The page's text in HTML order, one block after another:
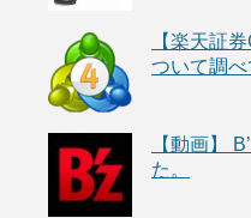
【楽天証
ついて調べ
【動画】
た。